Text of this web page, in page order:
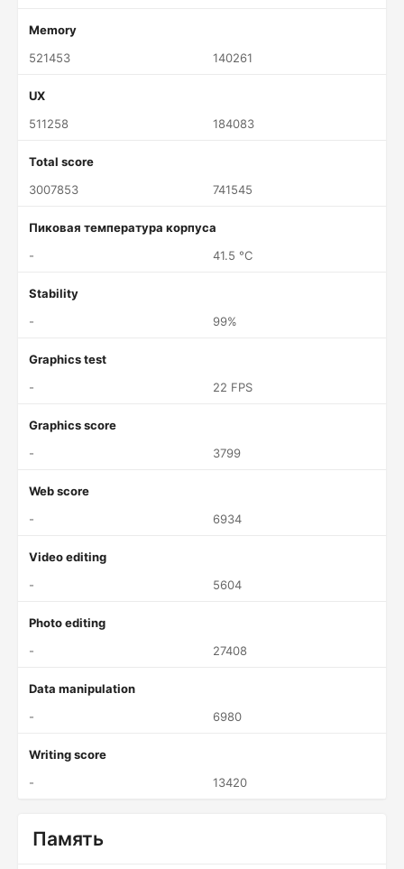
Memory
521453
140261
UX
511258
184083
Total score
3007853
741545
Пиковая температура корпуса
-
41.5 °C
Stability
-
99%
Graphics test
-
22 FPS
Graphics score
-
3799
Web score
-
6934
Video editing
-
5604
Photo editing
-
27408
Data manipulation
-
6980
Writing score
-
13420
Память